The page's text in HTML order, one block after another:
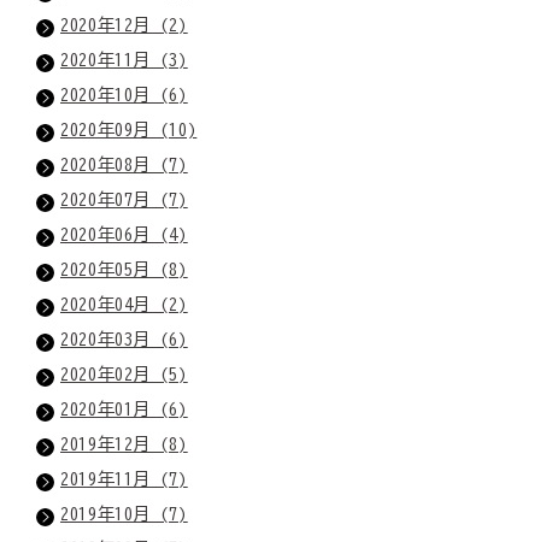
2020年12月 (2)
2020年11月 (3)
2020年10月 (6)
2020年09月 (10)
2020年08月 (7)
2020年07月 (7)
2020年06月 (4)
2020年05月 (8)
2020年04月 (2)
2020年03月 (6)
2020年02月 (5)
2020年01月 (6)
2019年12月 (8)
2019年11月 (7)
2019年10月 (7)